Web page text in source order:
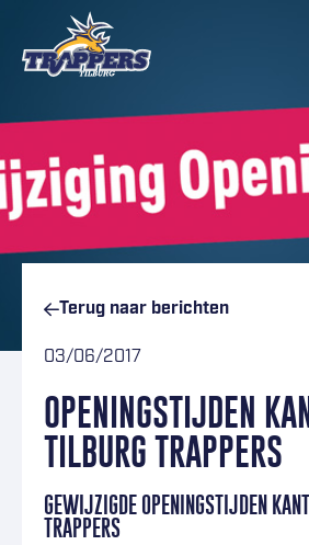
Ga naar inhoud
Terug naar berichten
03/06/2017
OPENINGSTIJDEN
TILBURG TRAPPERS
GEWIJZIGDE OPENINGSTIJDEN
TRAPPERS